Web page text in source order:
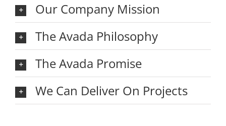
Our Company Mission
The Avada Philosophy
The Avada Promise
We Can Deliver On Projects